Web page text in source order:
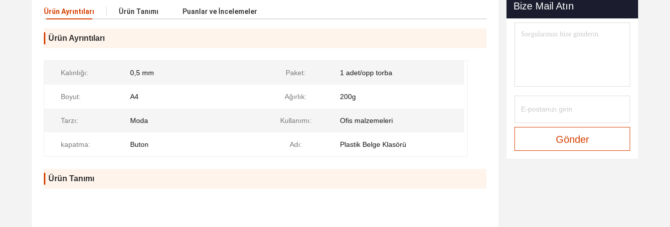
Ürün Ayrıntıları Ürün Tanımı Puanlar ve İncelemeler
Ürün Ayrıntıları
Kalınlığı: 0,5 mm Paket: 1 adet/opp torba
Boyut: A4 Ağırlık: 200g
Tarzı: Moda Kullanımı: Ofis malzemeleri
kapatma: Buton Adı: Plastik Belge Klasörü
Ürün Tanımı
Bize Mail Atın
Gönder